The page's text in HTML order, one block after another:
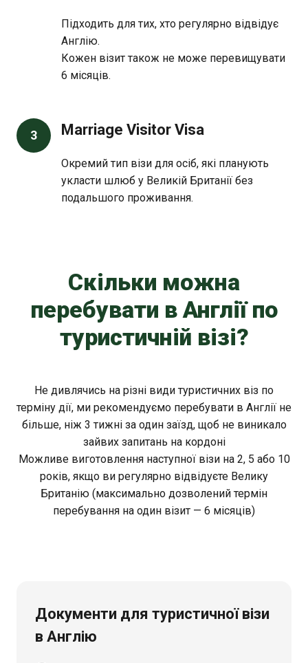
Підходить для тих, хто регулярно відвідує
Англію.
Кожен візит також не може перевищувати
6 місяців.
3 Marriage Visitor Visa
Окремий тип візи для осіб, які планують
укласти шлюб у Великій Британії без
подальшого проживання.
Скільки можна
перебувати в Англії по
туристичній візі?
Не дивлячись на різні види туристичних віз по
терміну дії, ми рекомендуємо перебувати в Англії не
більше, ніж 3 тижні за один заїзд, щоб не виникало
зайвих запитань на кордоні
Можливе виготовлення наступної візи на 2, 5 або 10
років, якщо ви регулярно відвідуєте Велику
Британію (максимально дозволений термін
перебування на один візит — 6 місяців)
Документи для туристичної візи
в Англію